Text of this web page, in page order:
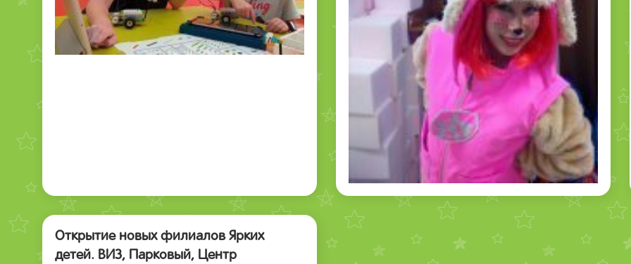
Открытие новых филиалов Ярких
детей. ВИЗ, Парковый, Центр